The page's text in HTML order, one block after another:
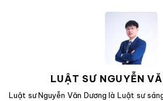
LUẬT SƯ NGUYỄN
Luật sư Nguyễn Văn Dương là Luật sư